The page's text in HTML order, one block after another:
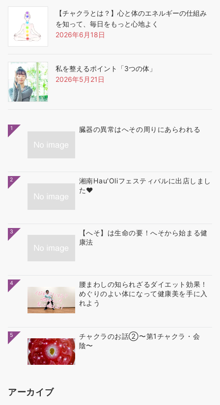
【チャクラとは？】心と体のエネルギーの仕組み
を知って、毎日をもっと心地よく
2026年6月18日
私を整えるポイント「3つの体」
2026年5月21日
1 臓器の異常はへその周りにあらわれる
2
湘南Hau'Oliフェスティバルに出店しまし
た❤
3
【へそ】は生命の要！へそから始まる健
康法
4
腰まわしの知られざるダイエット効果！
めぐりのよい体になって健康美を手に入
れよう
5
チャクラのお話②〜第1チャクラ・会
陰〜
アーカイブ